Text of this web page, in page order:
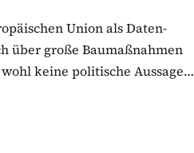
Union als Daten-
über große Baumaßnahmen
keine politische Aussage…